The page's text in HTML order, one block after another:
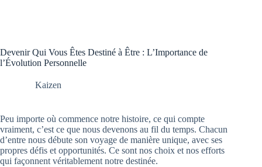
Devenir Qui Vous Êtes Destiné à Être : L’Importance de
l’Évolution Personnelle
Kaizen
Peu importe où commence notre histoire, ce qui compte
vraiment, c’est ce que nous devenons au fil du temps. Chacun
d’entre nous débute son voyage de manière unique, avec ses
propres défis et opportunités. Ce sont nos choix et nos efforts
qui façonnent véritablement notre destinée.